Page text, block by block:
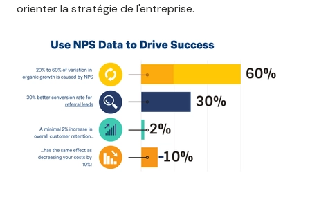
orienter la stratégie de l'entreprise.